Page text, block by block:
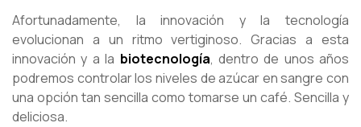
Afortunadamente, la innovación y la tecnología
evolucionan a un ritmo vertiginoso. Gracias a esta
innovación y a la biotecnología, dentro de unos años
podremos controlar los niveles de azúcar en sangre con
una opción tan sencilla como tomarse un café. Sencilla y
deliciosa.